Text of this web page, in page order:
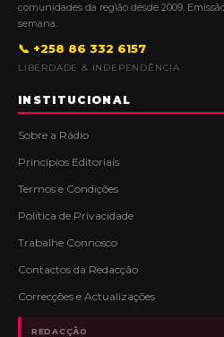
comunidades da região desde 2009.
semana.
📞 +258 86 332 6157
LIBERDADE & INDEPENDÊNCIA
INSTITUCIONAL
Sobre a Rádio
Princípios Editoriais
Termos e Condições
Política de Privacidade
Trabalhe Connosco
Contactos da Redacção
Correcções e Actualizações
REDACÇÃO